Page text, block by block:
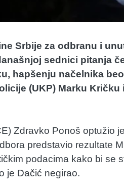
Srbije za odbranu i
sednici pitanja
hapšenju načelnika
(UKP) Marku Kričku
Zdravko Ponoš optužio
predstavio rezultate
podacima kako bi se
je Dačić negirao.